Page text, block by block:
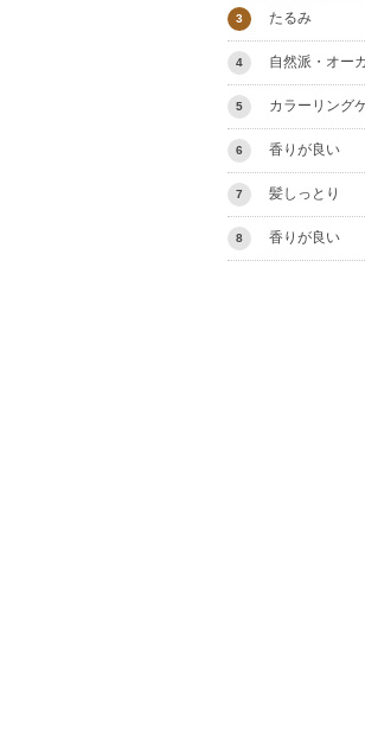
3 たるみ
4 自然派・オー
5 カラーリング
6 香りが良い
7 髪しっとり
8 香りが良い